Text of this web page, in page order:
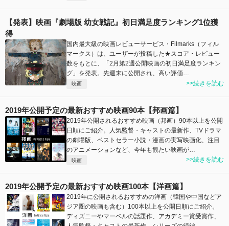
【発表】映画『劇場版 幼女戦記』初日満足度ランキング1位獲
得
国内最大級の映画レビューサービス・Filmarks（フィル
マークス）は、ユーザーが投稿した★スコア・レビュー
数をもとに、「2月第2週公開映画の初日満足度ランキン
グ」を発表。先週末に公開され、高い評価…
映画 >>続きを読む
2019年公開予定の最新おすすめ映画90本【邦画篇】
2019年公開されるおすすめ映画（邦画）90本以上を公開
日順にご紹介。人気監督・キャストの最新作、TVドラマ
の劇場版、ベストセラー小説・漫画の実写映画化、注目
のアニメーションなど、今年も観たい映画が…
映画 >>続きを読む
2019年公開予定の最新おすすめ映画100本【洋画篇】
2019年に公開されるおすすめの洋画（韓国や中国などア
ジア圏の映画も含む）100本以上を公開日順にご紹介。
ディズニーやマーベルの話題作、アカデミー賞受賞作、